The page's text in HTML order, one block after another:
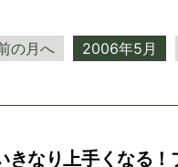
の月へ 2006年5月
きなり上手くなる